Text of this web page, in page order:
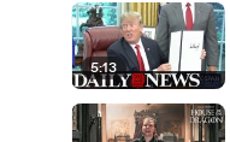
5:13